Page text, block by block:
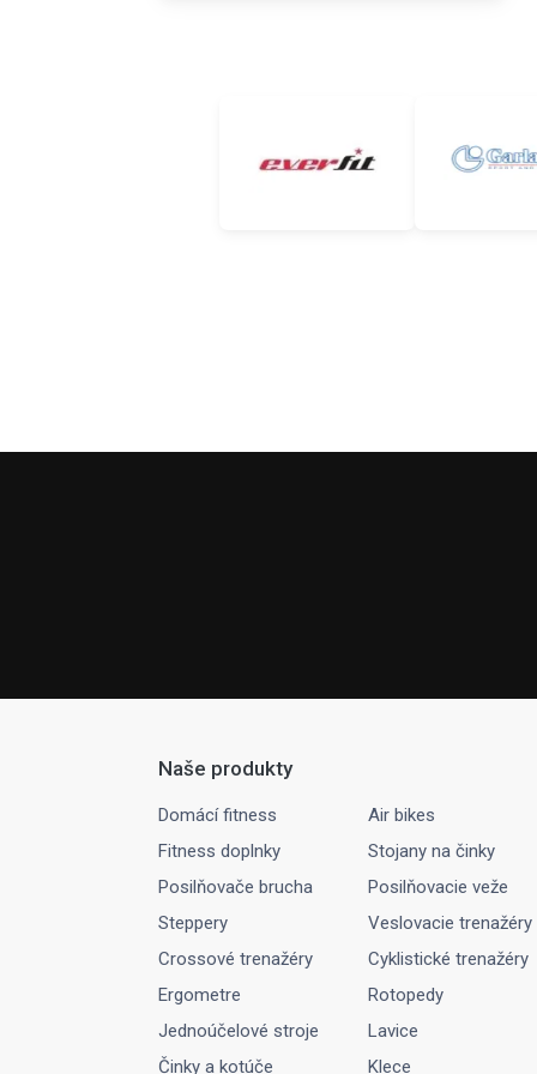
Naše produkty
Domácí fitness
Air bikes
Fitness doplnky
Stojany na činky
Posilňovače brucha
Posilňovacie veže
Steppery
Veslovacie trenažéry
Crossové trenažéry
Cyklistické trenažéry
Ergometre
Rotopedy
Jednoúčelové stroje
Lavice
Činky a kotúče
Klece